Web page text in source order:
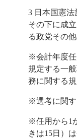
3 日本国憲法
その下に成
る政党その
※会計年度任
規定する一
務に関する
※選考に関す
※任用から1
きは15日）